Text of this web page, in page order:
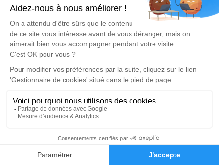
Faire-part Hommages
une anecdote ou exprimer vos pensées à travers des
poèmes ou des textes. Cet endroit est un lieu
d'expression dédié à honorer la mémoire de Guy
RUBIN DELANCHY.
Un service de plantation d’arbre hommage est
disponible ici.
Je rends hommage
jeudi 12 juin 2025 à 09h00
Crématorium d'Avignon